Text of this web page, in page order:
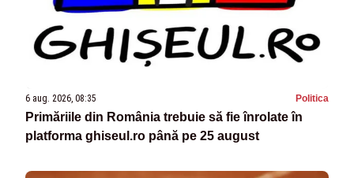
6 aug. 2026, 08:35 Politica
Primăriile din România trebuie să fie înrolate în
platforma ghiseul.ro până pe 25 august